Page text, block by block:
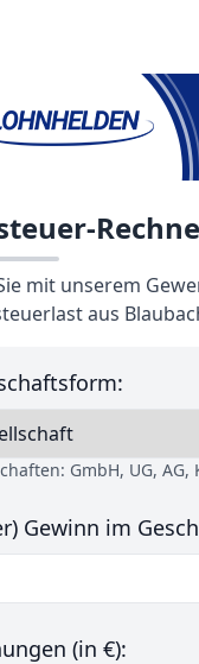
mit unserem
aus
GmbH, UG, AG,
Gewinn im
(in €):